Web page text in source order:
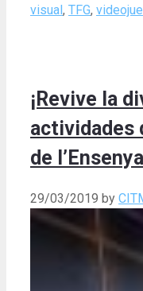
visual , TFG,
¡Revive la
actividades
de
29/03/2019 by